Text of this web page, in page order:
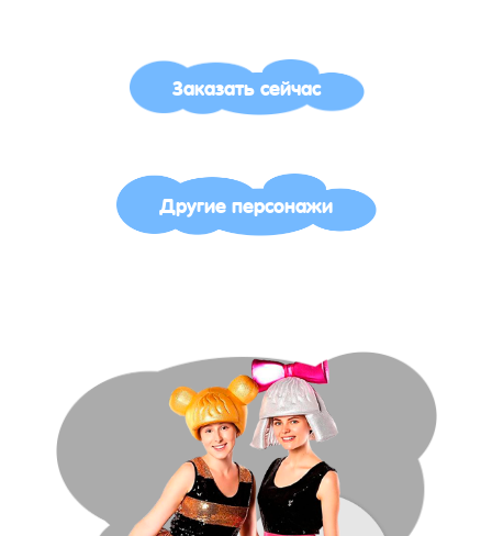
Заказать сейчас
Другие персонажи